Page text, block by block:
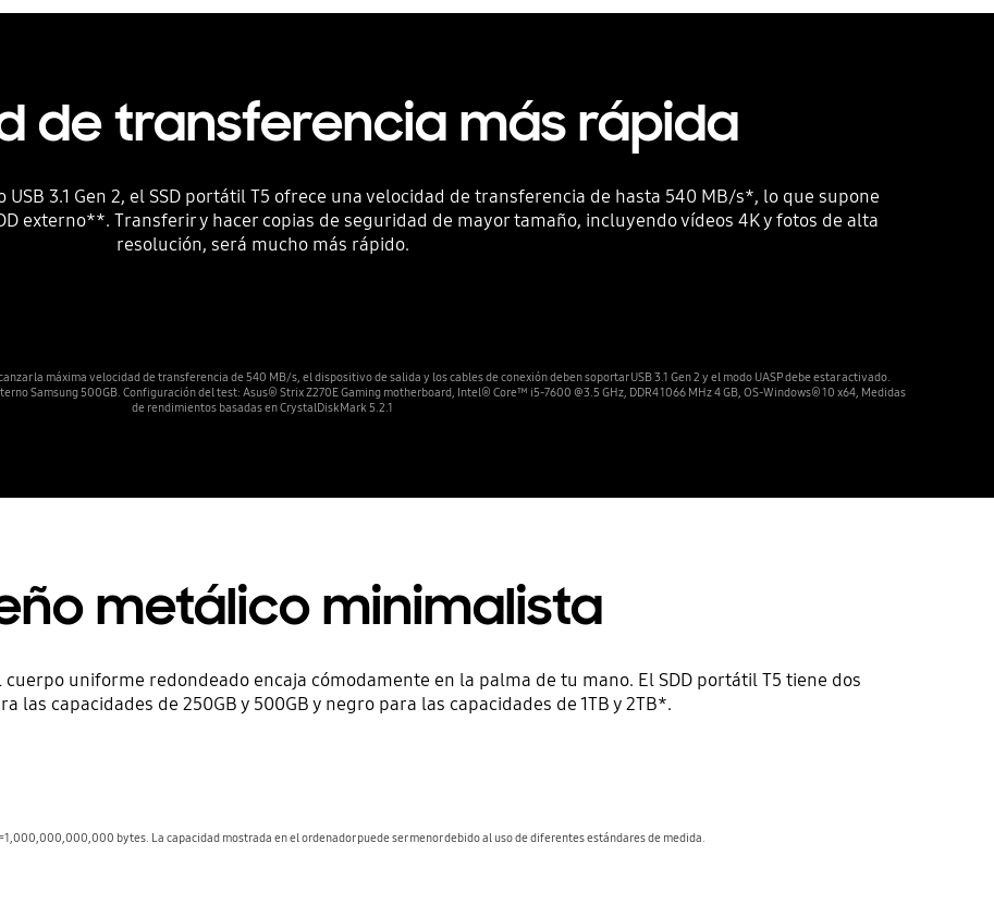
de transferencia más rápida
3.1 Gen 2, el SSD portátil T5 ofrece una velocidad de transferencia de hasta 540 MB/s*, lo que supone
externo**. Transferir y hacer copias de seguridad de mayor tamaño, incluyendo vídeos 4K y fotos de alta
resolución, será mucho más rápido.
la máxima velocidad de transferencia de 540 MB/s, el dispositivo de salida y los cables de conexión deben soportar USB 3.1 Gen 2 y el modo UASP debe estar activado.
Samsung 500GB. Configuración del test: Asus® Strix Z270E Gaming motherboard, Intel® Core™ i5-7600 @3.5 GHz, DDR4 1066 MHz 4 GB, OS-Windows® 10 x64, Medidas
de rendimientos basadas en CrystalDiskMark 5.2.1
metálico minimalista
uniforme redondeado encaja cómodamente en la palma de tu mano. El SDD portátil T5 tiene dos
las capacidades de 250GB y 500GB y negro para las capacidades de 1TB y 2TB*.
bytes. La capacidad mostrada en el ordenador puede ser menor debido al uso de diferentes estándares de medida.